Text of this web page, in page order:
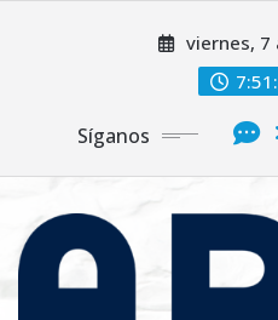
viernes, 7
Síganos